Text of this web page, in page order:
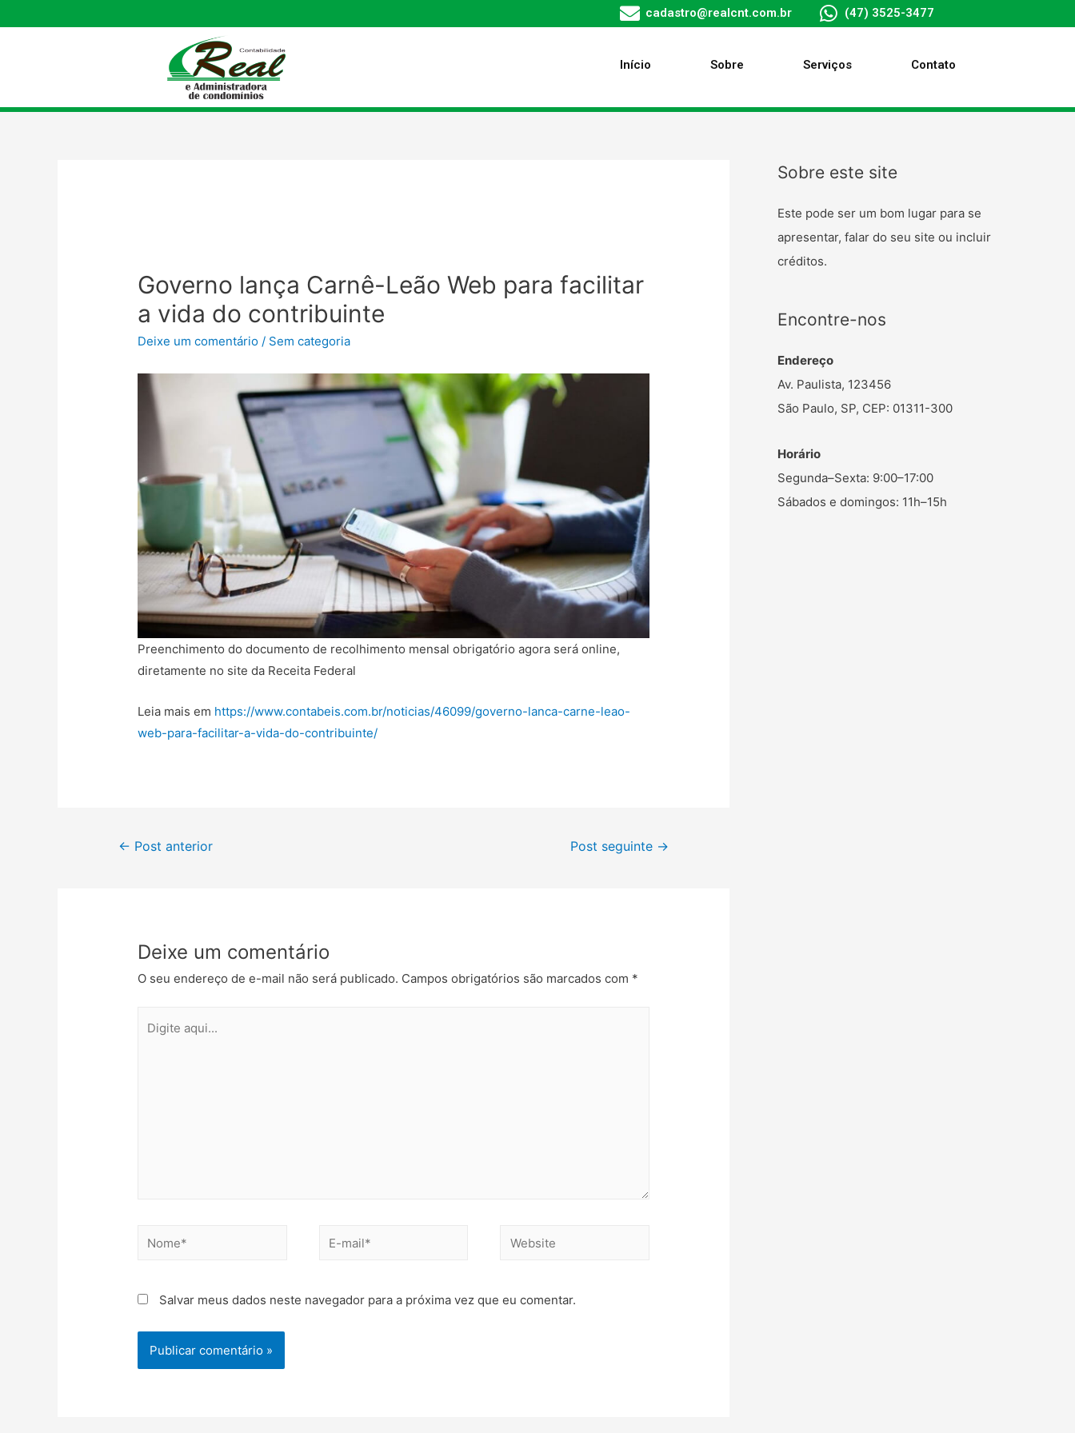
cadastro@realcnt.com.br (47) 3525-3477
Início Sobre Serviços Contato
Governo lança Carnê-Leão Web para facilitar
a vida do contribuinte
Deixe um comentário / Sem categoria
Preenchimento do documento de recolhimento mensal obrigatório agora será online,
diretamente no site da Receita Federal
Leia mais em https://www.contabeis.com.br/noticias/46099/governo-lanca-carne-leao-
web-para-facilitar-a-vida-do-contribuinte/
← Post anterior Post seguinte →
Deixe um comentário
O seu endereço de e-mail não será publicado. Campos obrigatórios são marcados com *
Salvar meus dados neste navegador para a próxima vez que eu comentar.
Sobre este site
Este pode ser um bom lugar para se
apresentar, falar do seu site ou incluir
créditos.
Encontre-nos
Endereço
Av. Paulista, 123456
São Paulo, SP, CEP: 01311-300
Horário
Segunda–Sexta: 9:00–17:00
Sábados e domingos: 11h–15h